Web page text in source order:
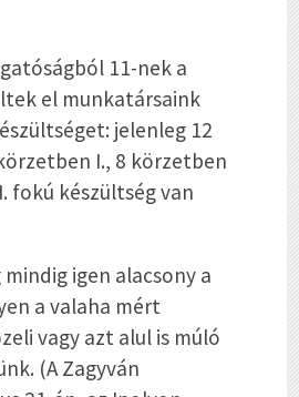
11-nek a
el munkatársaink
jelenleg 12
I., 8 körzetben
fokú készültség van
igen alacsony a
a valaha mért
vagy azt alul is múló
(A Zagyván